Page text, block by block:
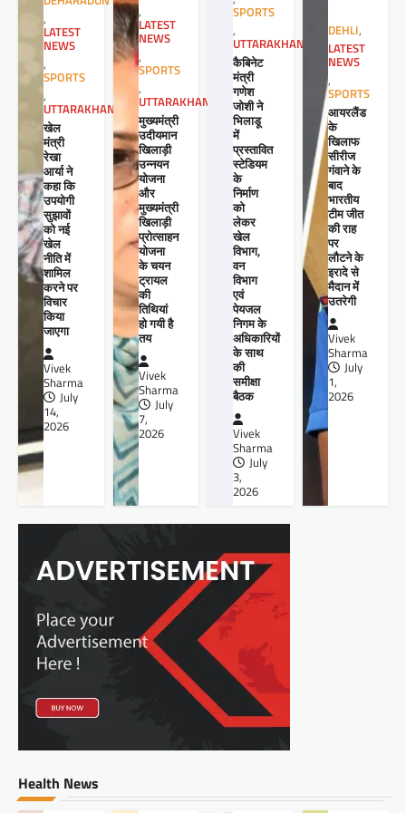
,
LATEST
NEWS
,
SPORTS
,
UTTARAKHAND
खेल
मंत्री
रेखा
आर्या ने
कहा कि
उपयोगी
सुझावों
को नई
खेल
नीति में
शामिल
करने पर
विचार
किया
जाएगा
Vivek
Sharma
July
14,
2026
,
LATEST
NEWS
,
SPORTS
,
UTTARAKHAND
मुख्यमंत्री
उदीयमान
खिलाड़ी
उन्नयन
योजना
और
मुख्यमंत्री
खिलाड़ी
प्रोत्साहन
योजना
के चयन
ट्रायल
की
तिथियां
हो गयी है
तय
Vivek
Sharma
July
7,
2026
SPORTS
,
UTTARAKHAND
कैबिनेट
मंत्री
गणेश
जोशी ने
भिलाडू
में
प्रस्तावित
स्टेडियम
के
निर्माण
को
लेकर
खेल
विभाग,
वन
विभाग
एवं
पेयजल
निगम के
अधिकारियों
के साथ
की
समीक्षा
बैठक
Vivek
Sharma
July
3,
2026
DEHLI,
LATEST
NEWS
,
SPORTS
आयरलैंड
के
खिलाफ
सीरीज
गंवाने के
बाद
भारतीय
टीम जीत
की राह
पर
लौटने के
इरादे से
मैदान में
उतरेगी
Vivek
Sharma
July
1,
2026
Health News